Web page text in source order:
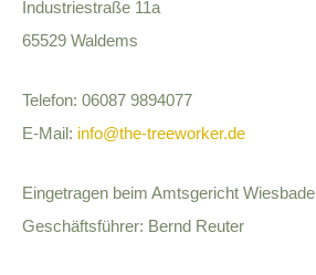
Industriestraße 11a
65529 Waldems
Telefon: 06087 9894077
E‑Mail: info@the-treeworker.de
Eingetragen beim Amtsgericht
Geschäftsführer: Bernd Reuter